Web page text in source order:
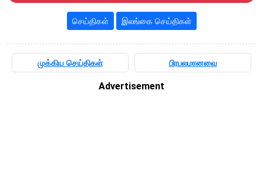
செய்திகள் இலங்கை செய்திகள்
முக்கிய செய்திகள் பிரபலமானவை
Advertisement